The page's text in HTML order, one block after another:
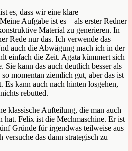
ist es, dass wireine klare
Aufgabe ist es – als erster Redner
Material zu generieren. In
Rede nur das. Ich verwende das
auch die Abwägung mach ich in der
einfach die Zeit. Agata kümmert sich
Sie kann das auch deutlich besser als
momentan ziemlich gut, aber das ist
Es kann auch nach hinten losgehen,
rebutted.
klassische Aufteilung, die man auch
hat. Felix ist die Mechmaschine. Er ist
Gründe für irgendwas teilweise aus
versuche das dann strategisch zu